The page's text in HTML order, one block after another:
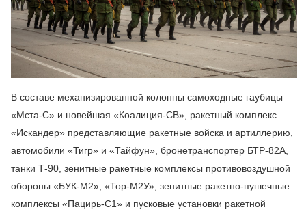
В составе механизированной колонны самоходные гаубицы
«Мста-С» и новейшая «Коалиция-СВ», ракетный комплекс
«Искандер» представляющие ракетные войска и артиллерию,
автомобили «Тигр» и «Тайфун», бронетранспортер БТР-82А,
танки Т-90, зенитные ракетные комплексы противовоздушной
обороны «БУК-М2», «Тор-М2У», зенитные ракетно-пушечные
комплексы «Пацирь-С1» и пусковые установки ракетной